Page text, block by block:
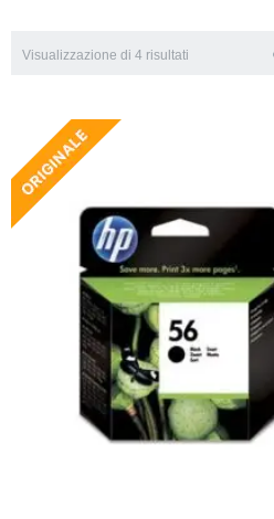
Visualizzazione di 4 risultati